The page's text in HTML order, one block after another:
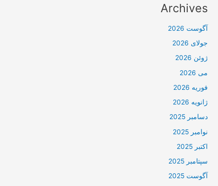
Archives
آگوست 2026
جولای 2026
ژوئن 2026
می 2026
فوریه 2026
ژانویه 2026
دسامبر 2025
نوامبر 2025
اکتبر 2025
سپتامبر 2025
آگوست 2025